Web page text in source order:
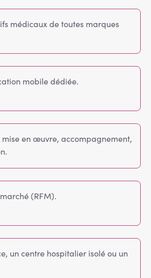
médicaux de toutes marques
mobile dédiée.
en œuvre, accompagnement,
(RFM).
un centre hospitalier isolé ou un